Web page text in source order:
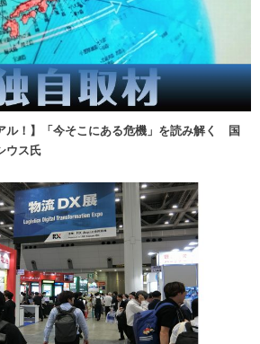
ル！】「今そこにある危機」を読み解く 国
ウス氏